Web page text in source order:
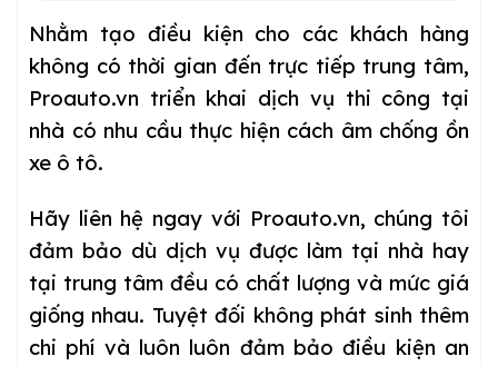
Nhằm tạo điều kiện cho các khách hàng
không có thời gian đến trực tiếp trung tâm,
Proauto.vn triển khai dịch vụ thi công tại
nhà có nhu cầu thực hiện cách âm chống ồn
xe ô tô.
Hãy liên hệ ngay với Proauto.vn, chúng tôi
đảm bảo dù dịch vụ được làm tại nhà hay
tại trung tâm đều có chất lượng và mức giá
giống nhau. Tuyệt đối không phát sinh thêm
chi phí và luôn luôn đảm bảo điều kiện an